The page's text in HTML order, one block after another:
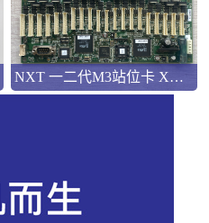
NXT 一二代M3站位卡 XK03540